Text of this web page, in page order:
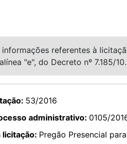
referentes à
"e", do Decreto nº 7.185/10.
53/2016
administrativo: 0105/
licitação: Pregão Presencial